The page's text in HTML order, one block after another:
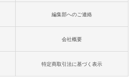
編集部へのご連絡
会社概要
特定商取引法に基づく表示